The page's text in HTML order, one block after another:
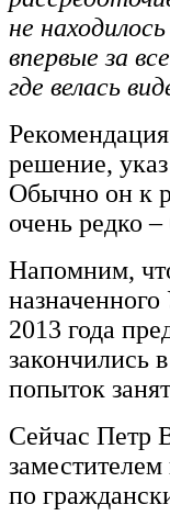
не
впервые за
где велась
решение,
Обычно он к
очень редко
Напомним,
2013 года
закончились
попыток
Сейчас Петр
заместителем
по